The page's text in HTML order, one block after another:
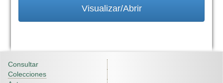
Visualizar/Abrir
Consultar
Colecciones